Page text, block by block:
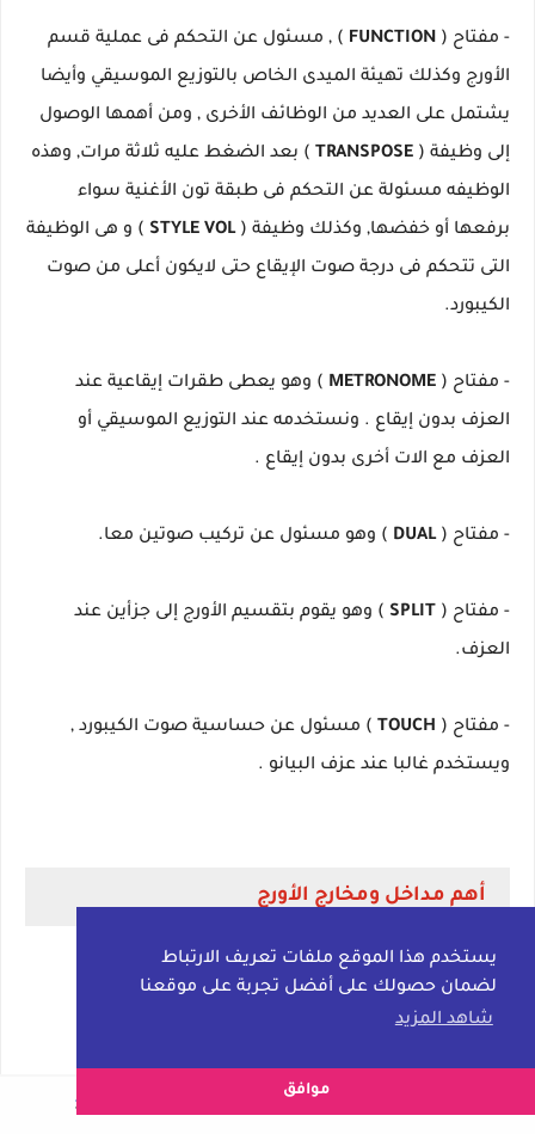
يستخدم هذا الموقع ملفات تعريف الارتباط
لضمان حصولك على أفضل تجربة على موقعنا
شاهد المزيد
موافق
- مفتاح ( FUNCTION ) , مسئول عن التحكم فى عملية قسم
الأورج وكذلك تهيئة الميدى الخاص بالتوزيع الموسيقي وأيضا
يشتمل على العديد من الوظائف الأخرى , ومن أهمها الوصول
إلى وظيفة ( TRANSPOSE ) بعد الضغط عليه ثلاثة مرات, وهذه
الوظيفه مسئولة عن التحكم فى طبقة تون الأغنية سواء
برفعها أو خفضها, وكذلك وظيفة (STYLE VOL ) و هى الوظيفة
التى تتحكم فى درجة صوت الإيقاع حتى لايكون أعلى من صوت
الكيبورد.
- مفتاح ( METRONOME ) وهو يعطى طقرات إيقاعية عند
العزف بدون إيقاع . ونستخدمه عند التوزيع الموسيقي أو
العزف مع الات أخرى بدون إيقاع .
- مفتاح (DUAL ) وهو مسئول عن تركيب صوتين معا.
- مفتاح (
) وهو يقوم بتقسيم الأورج إلى جزأين عند
العزف.
- مفتاح ( TOUCH ) مسئول عن حساسية صوت الكيبورد ,
ويستخدم غالبا عند عزف البيانو .
أهم مداخل ومخارج الأورج